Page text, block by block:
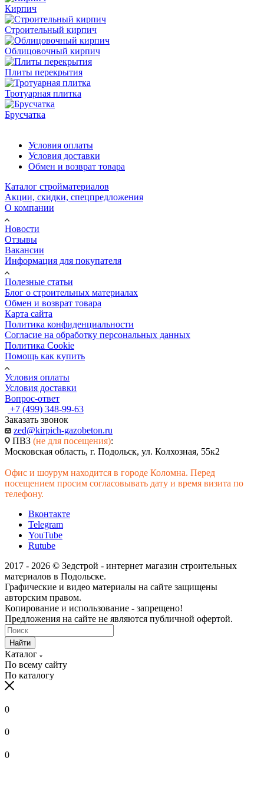
Кирпич
Строительный кирпич
Облицовочный кирпич
Плиты перекрытия
Тротуарная плитка
Брусчатка
Условия оплаты
Условия доставки
Обмен и возврат товара
Каталог стройматериалов
Акции, скидки, спецпредложения
О компании
Новости
Отзывы
Вакансии
Информация для покупателя
Полезные статьи
Блог о строительных материалах
Обмен и возврат товара
Карта сайта
Политика конфиденциальности
Согласие на обработку персональных данных
Политика Cookie
Помощь как купить
Условия оплаты
Условия доставки
Вопрос-ответ
+7 (499) 348-99-63
Заказать звонок
zed@kirpich-gazobeton.ru
ПВЗ (не для посещения):
Московская область, г. Подольск, ул. Колхозная, 55к2
Офис и шоурум находится в городе Коломна. Перед
посещением просим согласовывать дату и время визита по
телефону.
Вконтакте
Telegram
YouTube
Rutube
2017 - 2026 © Зедстрой - интернет магазин строительных
материалов в Подольске.
Графические и видео материалы на сайте защищены
авторским правом.
Копирование и использование - запрещено!
Предложения на сайте не являются публичной офертой.
Найти
Каталог
По всему сайту
По каталогу
0
0
0